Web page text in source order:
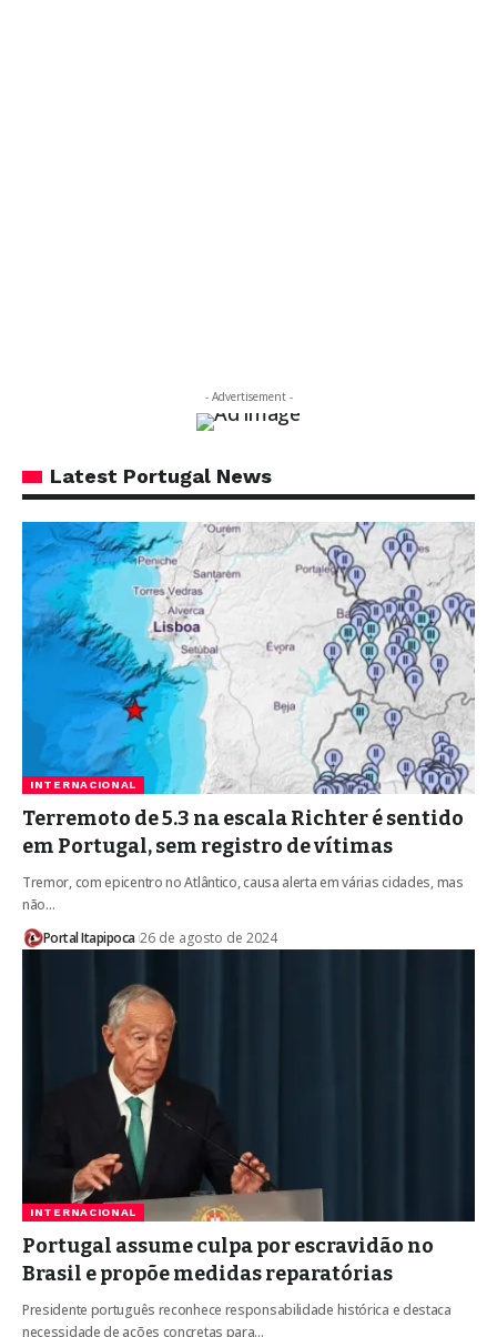
- Advertisement -
Latest Portugal News
INTERNACIONAL
Terremoto de 5.3 na escala Richter é sentido
em Portugal, sem registro de vítimas
Tremor, com epicentro no Atlântico, causa alerta em várias cidades, mas
não…
Portal Itapipoca 26 de agosto de 2024
INTERNACIONAL
Portugal assume culpa por escravidão no
Brasil e propõe medidas reparatórias
Presidente português reconhece responsabilidade histórica e destaca
necessidade de ações concretas para…